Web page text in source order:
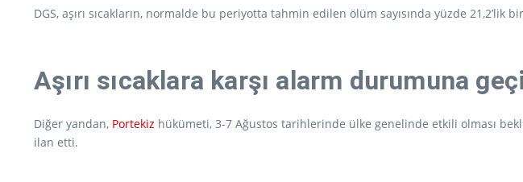
DGS, aşırı sıcakların, normalde bu periyotta tahmin edilen ölüm sayısında yüzde 21,2’lik
Aşırı sıcaklara karşı alarm durumuna
Diğer yandan, Portekiz hükümeti, 3-7 Ağustos tarihlerinde ülke genelinde etkili olması
ilan etti.